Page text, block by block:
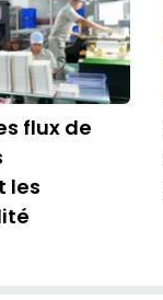
flux de
les